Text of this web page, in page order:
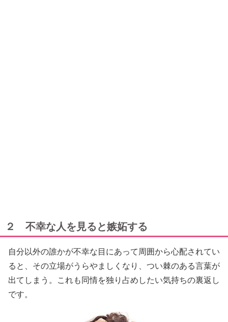
２ 不幸な人を見ると嫉妬する
自分以外の誰かが不幸な目にあって周囲から心配されてい
ると、その立場がうらやましくなり、つい棘のある言葉が
出てしまう。これも同情を独り占めしたい気持ちの裏返し
です。